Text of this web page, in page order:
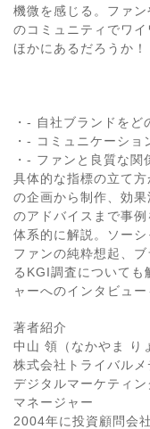
機微を感じる。ファ
のコミュニティでワ
ほかにあるだろうか！
・- 自社ブランドをど
・- コミュニケーショ
・- ファンと良質な関
具体的な指標の立て
の企画から制作、効
のアドバイスまで事
体系的に解説。ソー
ファンの純粋想起、
るKGI調査についても
ャーへのインタビュー
著者紹介
中山 領（なかやま り
株式会社トライバルメ
デジタルマーケティ
マネージャー
2004年に投資顧問会